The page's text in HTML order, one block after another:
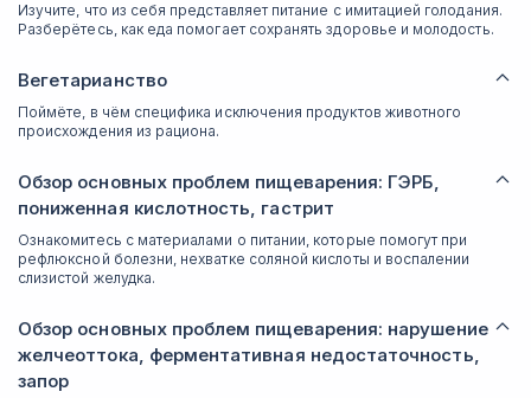
Изучите, что из себя представляет питание с имитацией голодания.
Разберётесь, как еда помогает сохранять здоровье и молодость.
Вегетарианство
Поймёте, в чём специфика исключения продуктов животного
происхождения из рациона.
Обзор основных проблем пищеварения: ГЭРБ,
пониженная кислотность, гастрит
Ознакомитесь с материалами о питании, которые помогут при
рефлюксной болезни, нехватке соляной кислоты и воспалении
слизистой желудка.
Обзор основных проблем пищеварения: нарушение
желчеоттока, ферментативная недостаточность,
запор